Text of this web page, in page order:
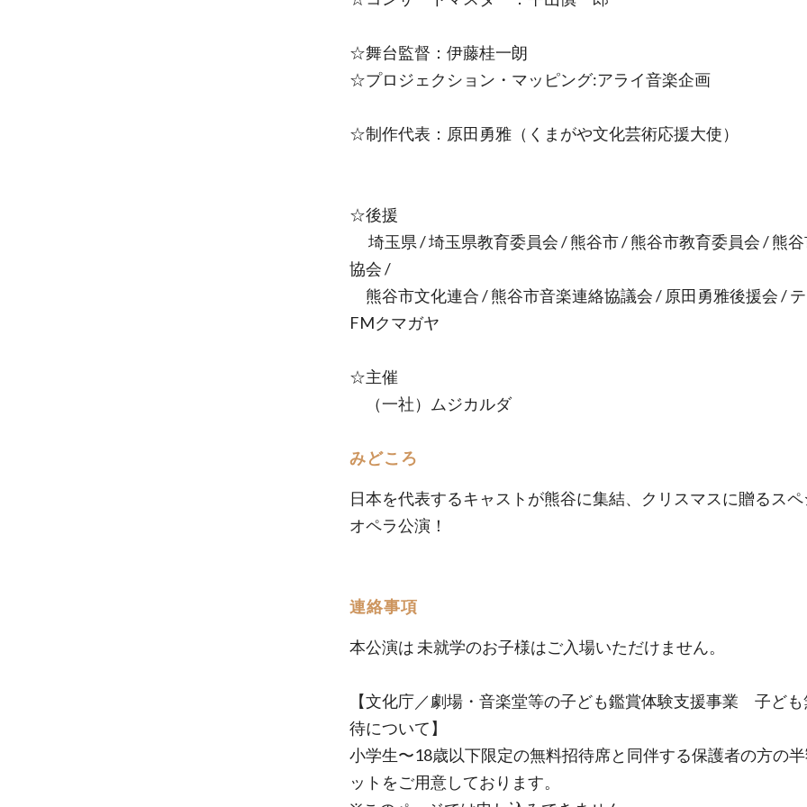
☆舞台監督：伊藤桂一朗
☆プロジェクション・マッピング:アライ音楽企画
☆制作代表：原田勇雅（くまがや文化芸術応援大使）
☆後援
埼玉県 / 埼玉県教育委員会 / 熊谷市 / 熊谷市教育委員会 / 熊
協会 /
熊谷市文化連合 / 熊谷市音楽連絡協議会 / 原田勇雅後援会 /
FMクマガヤ
☆主催
（一社）ムジカルダ
みどころ
日本を代表するキャストが熊谷に集結、クリスマスに贈るス
オペラ公演！
連絡事項
本公演は 未就学のお子様はご入場いただけません。
【文化庁／劇場・音楽堂等の子ども鑑賞体験支援事業 子ども
待について】
小学生〜18歳以下限定の無料招待席と同伴する保護者の方の
ットをご用意しております。